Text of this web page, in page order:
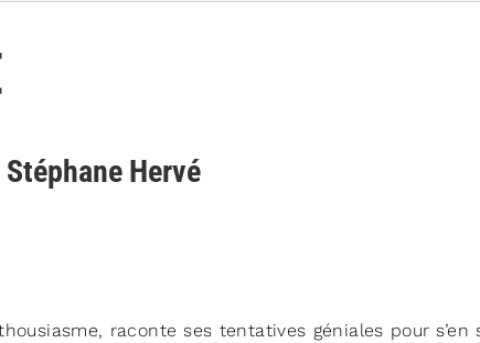
Hervé
raconte ses tentatives géniales pour s’en